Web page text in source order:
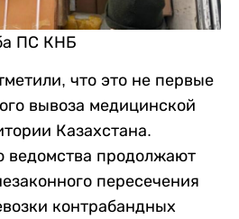
ПС КНБ
что это не первые
вывоза медицинской
Казахстана.
ведомства продолжают
пересечения
контрабандных